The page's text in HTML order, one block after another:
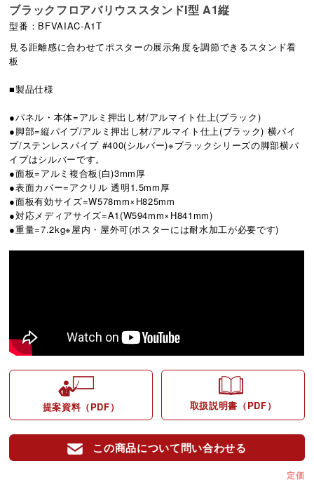
ブラックフロアバリウススタンドI型 A1縦
型番：BFVAIAC-A1T
見る距離感に合わせてポスターの展示角度を調節できるスタンド看
板
■製品仕様
●パネル・本体=アルミ押出し材/アルマイト仕上(ブラック)
●脚部=縦パイプ/アルミ押出し材/アルマイト仕上(ブラック) 横パイ
プ/ステンレスパイプ #400(シルバー)※ブラックシリーズの脚部横パ
イプはシルバーです。
●面板=アルミ複合板(白)3mm厚
●表面カバー=アクリル 透明1.5mm厚
●面板有効サイズ=W578mm×H825mm
●対応メディアサイズ=A1(W594mm×H841mm)
●重量=7.2kg※屋内・屋外可(ポスターには耐水加工が必要です)
提案資料（PDF） 取扱説明書（PDF）
この商品について問い合わせる
定価